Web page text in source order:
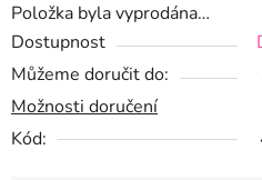
Položka byla vyprodána…
Dostupnost
Můžeme doručit do:
Možnosti doručení
Kód: